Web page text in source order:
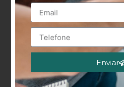
Enviar
Alternative: